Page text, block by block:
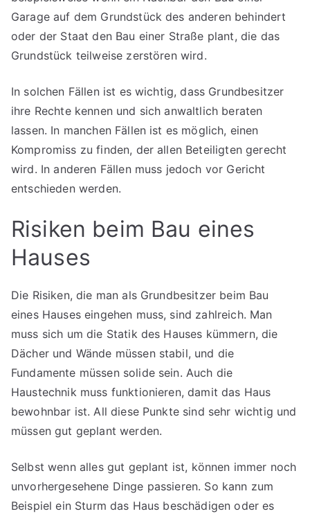
Garage auf dem Grundstück des anderen behindert
oder der Staat den Bau einer Straße plant, die das
Grundstück teilweise zerstören wird.
In solchen Fällen ist es wichtig, dass Grundbesitzer
ihre Rechte kennen und sich anwaltlich beraten
lassen. In manchen Fällen ist es möglich, einen
Kompromiss zu finden, der allen Beteiligten gerecht
wird. In anderen Fällen muss jedoch vor Gericht
entschieden werden.
Risiken beim Bau eines
Hauses
Die Risiken, die man als Grundbesitzer beim Bau
eines Hauses eingehen muss, sind zahlreich. Man
muss sich um die Statik des Hauses kümmern, die
Dächer und Wände müssen stabil, und die
Fundamente müssen solide sein. Auch die
Haustechnik muss funktionieren, damit das Haus
bewohnbar ist. All diese Punkte sind sehr wichtig und
müssen gut geplant werden.
Selbst wenn alles gut geplant ist, können immer noch
unvorhergesehene Dinge passieren. So kann zum
Beispiel ein Sturm das Haus beschädigen oder es